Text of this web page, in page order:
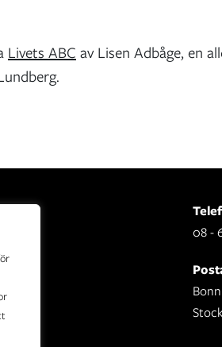
Livets ABC av Lisen Adbåge, en
08 -